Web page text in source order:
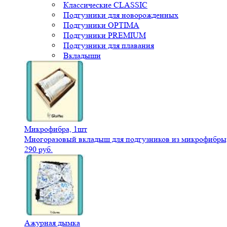
Классические CLASSIC
Подгузники для новорожденных
Подгузники OPTIMA
Подгузники PREMIUM
Подгузники для плавания
Вкладыши
Микрофибра, 1шт
Многоразовый вкладыш для подгузников из
290 руб.
Ажурная дымка